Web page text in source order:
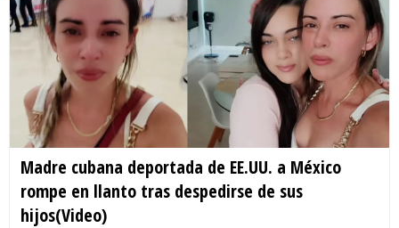
Madre cubana deportada de EE.UU. a México
rompe en llanto tras despedirse de sus
hijos(Video)